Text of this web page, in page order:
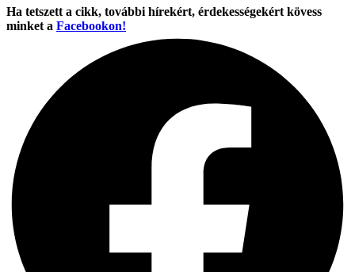
Ha tetszett a cikk, további hírekért, érdekességekért kövess
minket a Facebookon!